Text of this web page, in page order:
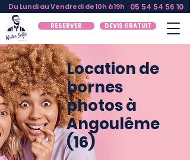
Du Lundi au Vendredi de 10h à 19h 05 54 54 56 10
DEVIS GRATUIT
RESERVER
Location de
bornes
photos à
Angoulême
(16)